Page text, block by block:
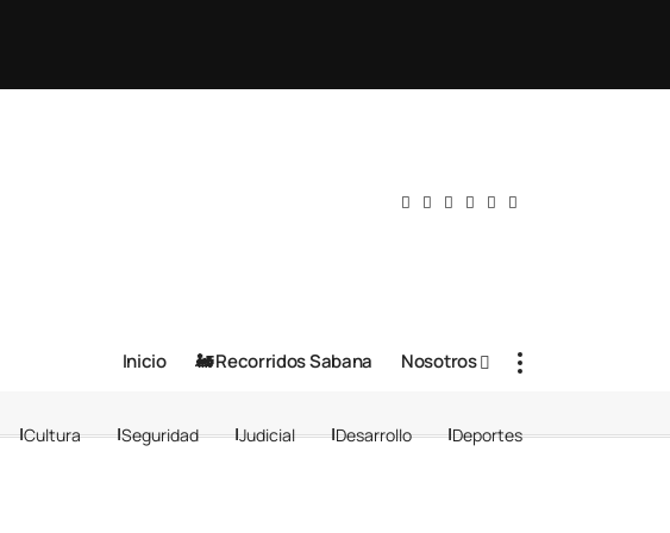
Inicio 🚂 Recorridos Sabana Nosotros
Cultura Seguridad Judicial Desarrollo Deportes